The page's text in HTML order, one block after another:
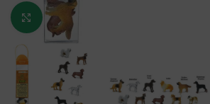
Κάντε κλικ για μεγέθυνση